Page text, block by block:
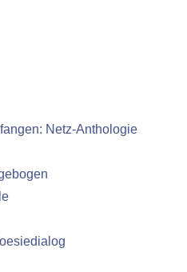
Netz-Anthologie